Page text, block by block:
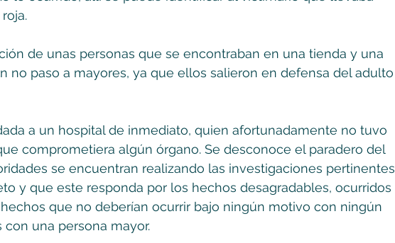
de unas personas que se encontraban en una tienda y una
no paso a mayores, ya que ellos salieron en defensa del adulto
a un hospital de inmediato, quien afortunadamente no tuvo
comprometiera algún órgano. Se desconoce el paradero del
se encuentran realizando las investigaciones pertinentes
y que este responda por los hechos desagradables, ocurridos
que no deberían ocurrir bajo ningún motivo con ningún
una persona mayor.